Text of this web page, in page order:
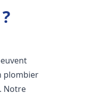
plombier
. Notre